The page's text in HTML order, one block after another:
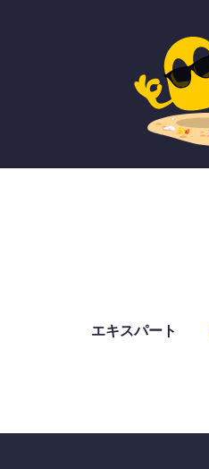
エキスパート